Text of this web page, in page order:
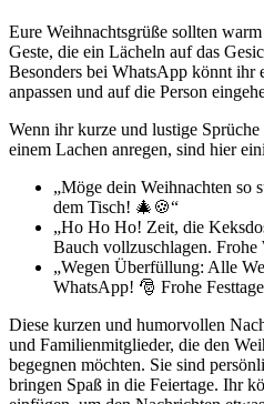
Eure Weihnachtsgrüße sollten
Geste, die ein Lächeln auf das
Besonders bei WhatsApp könnt ihr
anpassen und auf die Person
Wenn ihr kurze und lustige
einem Lachen anregen, sind hier
„Möge dein Weihnachten so
dem Tisch! 🎄🍪“
„Ho Ho Ho! Zeit, die
Bauch vollzuschlagen. Frohe
„Wegen Überfüllung: Alle
WhatsApp! 🎅 Frohe
Diese kurzen und humorvollen
und Familienmitglieder, die den
begegnen möchten. Sie sind
bringen Spaß in die Feiertage. Ihr